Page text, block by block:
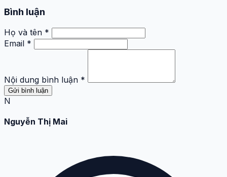
Bình luận
Họ và tên *
Email *
Nội dung bình luận *
Gửi bình luận
N
Nguyễn Thị Mai